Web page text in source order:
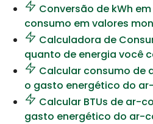
Conversão de kWh em
consumo em valores
Calculadora de
quanto de energia você
Calcular consumo de
o gasto energético do
Calcular BTUs de ar-
gasto energético do ar-